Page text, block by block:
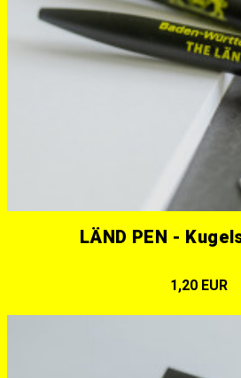
LÄND PEN -
1,20 EUR